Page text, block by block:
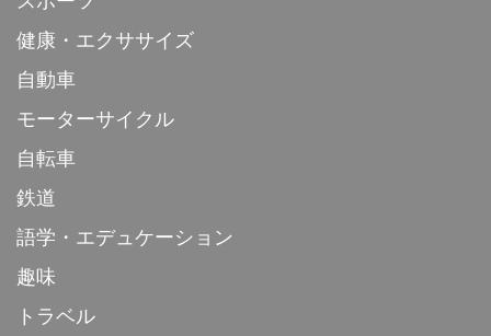
健康・エクササイズ
自動車
モーターサイクル
自転車
鉄道
語学・エデュケーション
趣味
トラベル